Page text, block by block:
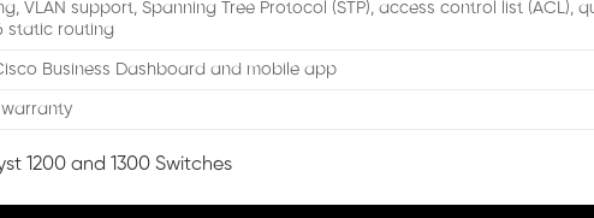
VLAN support, Spanning Tree Protocol (STP), access control list (ACL),
static routing
Business Dashboard and mobile app
1200 and 1300 Switches